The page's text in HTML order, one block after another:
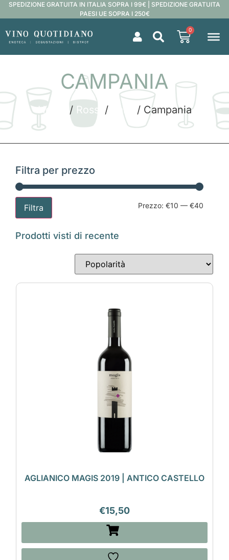
SPEDIZIONE GRATUITA IN ITALIA SOPRA I 99€ | SPEDIZIONE GRATUITA
PAESI UE SOPRA I 250€
0
CAMPANIA
Home / Rossi / Italia / Campania
Filtra per prezzo
Filtra Prezzo: €10 — €40
Prodotti visti di recente
AGLIANICO MAGIS 2019 | ANTICO CASTELLO
€15,50